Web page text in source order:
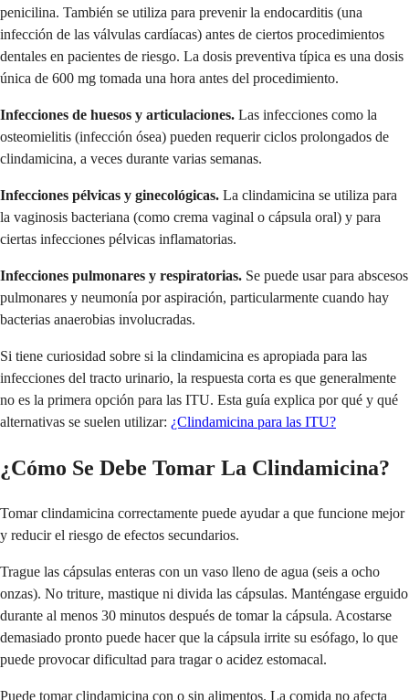
penicilina. También se utiliza para prevenir la endocarditis (una
infección de las válvulas cardíacas) antes de ciertos procedimientos
dentales en pacientes de riesgo. La dosis preventiva típica es una dosis
única de 600 mg tomada una hora antes del procedimiento.
Infecciones de huesos y articulaciones. Las infecciones como la
osteomielitis (infección ósea) pueden requerir ciclos prolongados de
clindamicina, a veces durante varias semanas.
Infecciones pélvicas y ginecológicas. La clindamicina se utiliza para
la vaginosis bacteriana (como crema vaginal o cápsula oral) y para
ciertas infecciones pélvicas inflamatorias.
Infecciones pulmonares y respiratorias. Se puede usar para abscesos
pulmonares y neumonía por aspiración, particularmente cuando hay
bacterias anaerobias involucradas.
Si tiene curiosidad sobre si la clindamicina es apropiada para las
infecciones del tracto urinario, la respuesta corta es que generalmente
no es la primera opción para las ITU. Esta guía explica por qué y qué
alternativas se suelen utilizar: ¿Clindamicina para las ITU?
¿Cómo Se Debe Tomar La Clindamicina?
Tomar clindamicina correctamente puede ayudar a que funcione mejor
y reducir el riesgo de efectos secundarios.
Trague las cápsulas enteras con un vaso lleno de agua (seis a ocho
onzas). No triture, mastique ni divida las cápsulas. Manténgase erguido
durante al menos 30 minutos después de tomar la cápsula. Acostarse
demasiado pronto puede hacer que la cápsula irrite su esófago, lo que
puede provocar dificultad para tragar o acidez estomacal.
Puede tomar clindamicina con o sin alimentos. La comida no afecta